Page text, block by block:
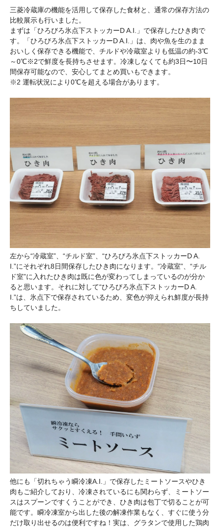
三菱冷蔵庫の機能を活用して保存した食材と、通常の保存方法の
比較展示も行いました。
まずは「ひろびろ氷点下ストッカーD A.I.」で保存したひき肉で
す。「ひろびろ氷点下ストッカーD A.I.」は、肉や魚を生のまま
おいしく保存できる機能で、チルドや冷蔵室よりも低温の約-3℃
～0℃※2で鮮度を長持ちさせます。冷凍しなくても約3日〜10日
間保存可能なので、安心してまとめ買いもできます。
※2 運転状況により0℃を超える場合があります。
左から“冷蔵室”、“チルド室”、“ひろびろ氷点下ストッカーD A.
I.”にそれぞれ8日間保存したひき肉になります。“冷蔵室”、“チル
ド室”に入れたひき肉は既に色が変わってしまっているのが分か
ると思います。それに対して“ひろびろ氷点下ストッカーD A.
I.”は、氷点下で保存されているため、変色が抑えられ鮮度が長持
ちしていました。
他にも「切れちゃう瞬冷凍A.I.」で保存したミートソースやひき
肉もご紹介しており、冷凍されているにも関わらず、ミートソー
スはスプーンですくうことができ、ひき肉は包丁で切ることが可
能です。瞬冷凍室から出した後の解凍作業もなく、すぐに使う分
だけ取り出せるのは便利ですね！実は、グラタンで使用した鶏肉